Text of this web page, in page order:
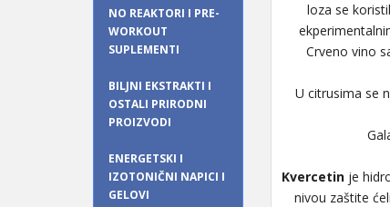
NO REAKTORI I PRE-
WORKOUT
SUPLEMENTI
BILJNI EKSTRAKTI I
OSTALI PRIRODNI
PROIZVODI
ENERGETSKI I
IZOTONIČNI NAPICI I
GELOVI
loza se
Crveno vino
U citrusima se
Kvercetin je
nivou zaštite